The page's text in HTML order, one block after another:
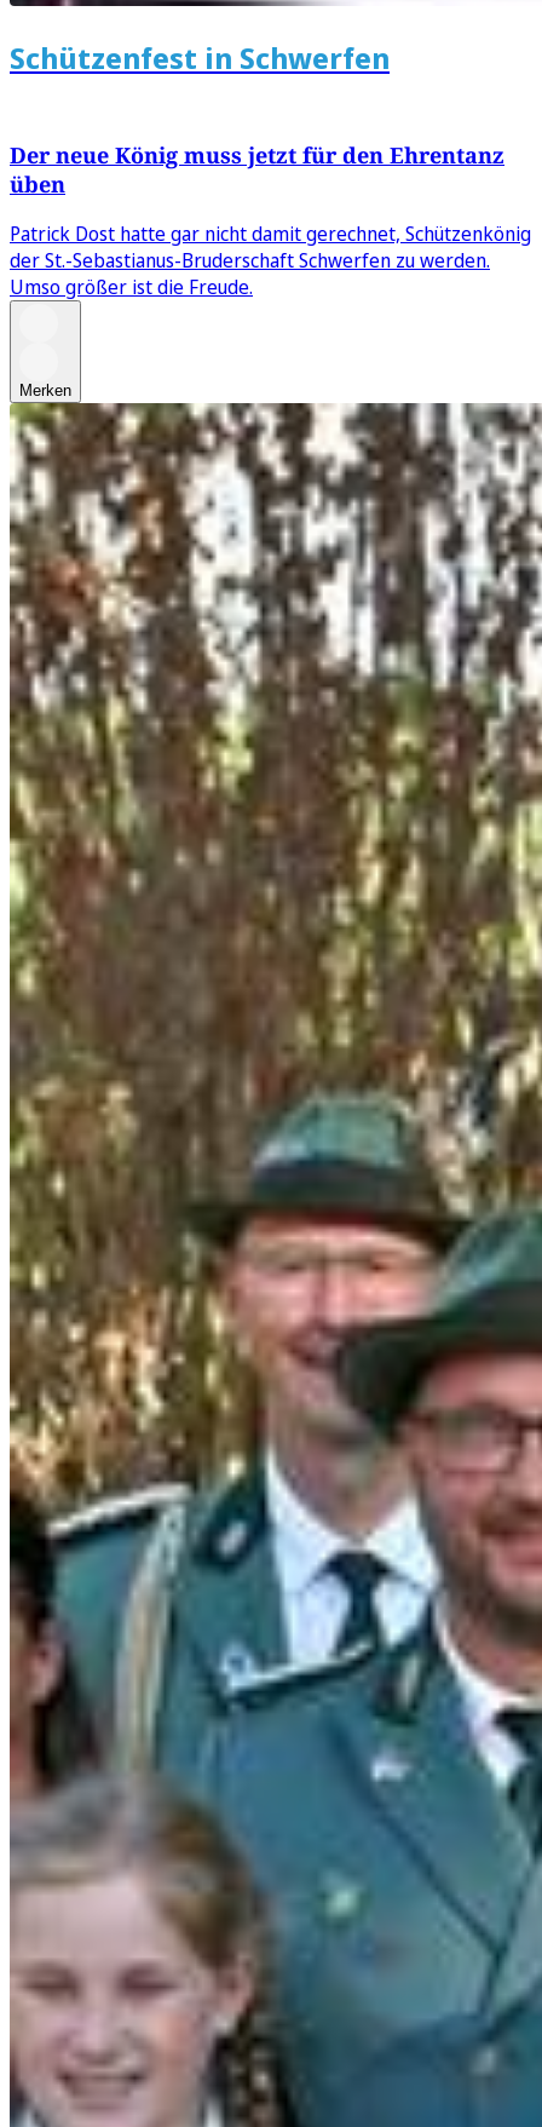
Schützenfest in Schwerfen
Der neue König muss jetzt für den Ehrentanz
üben
Patrick Dost hatte gar nicht damit gerechnet, Schützenkönig
der St.-Sebastianus-Bruderschaft Schwerfen zu werden.
Umso größer ist die Freude.
Merken